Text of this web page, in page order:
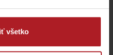
všetko